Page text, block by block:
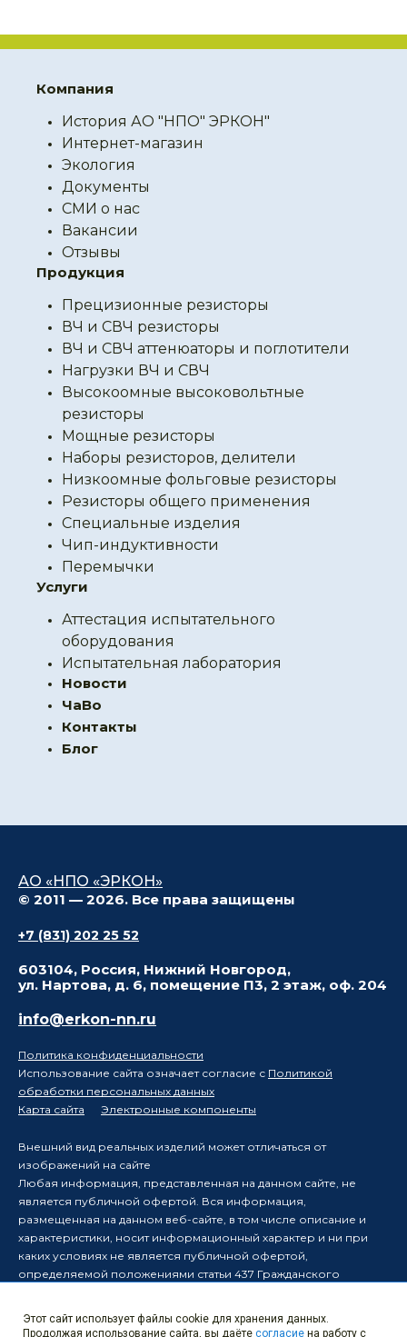
Компания
История АО "НПО" ЭРКОН"
Интернет-магазин
Экология
Документы
СМИ о нас
Вакансии
Отзывы
Продукция
Прецизионные резисторы
ВЧ и СВЧ резисторы
ВЧ и СВЧ аттенюаторы и поглотители
Нагрузки ВЧ и СВЧ
Высокоомные высоковольтные
резисторы
Мощные резисторы
Наборы резисторов, делители
Низкоомные фольговые резисторы
Резисторы общего применения
Специальные изделия
Чип-индуктивности
Перемычки
Услуги
Аттестация испытательного
оборудования
Испытательная лаборатория
Новости
ЧаВо
Контакты
Блог
АО «НПО «ЭРКОН»
© 2011 — 2026. Все права защищены
+7 (831) 202 25 52
603104, Россия, Нижний Новгород,
ул. Нартова, д. 6, помещение П3, 2 этаж, оф. 204
info@erkon-nn.ru
Политика конфиденциальности
Использование сайта означает согласие с Политикой
обработки персональных данных
Карта сайта
Электронные компоненты
Внешний вид реальных изделий может отличаться от
изображений на сайте
Любая информация, представленная на данном сайте, не
является публичной офертой. Вся информация,
размещенная на данном веб-сайте, в том числе описание и
характеристики, носит информационный характер и ни при
каких условиях не является публичной офертой,
определяемой положениями статьи 437 Гражданского
Производитель оставляет за собой право в одностороннем
порядке вносить изменения в информацию, размещенную на
Этот сайт использует файлы cookie для хранения данных.
Продолжая использование сайта, вы даёте согласие на работу с